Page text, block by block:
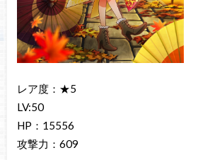
レア度：★5
LV:50
HP：15556
攻撃力：609